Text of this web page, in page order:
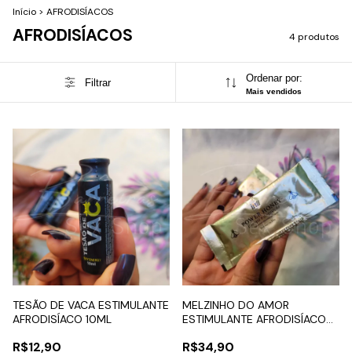
Início > AFRODISÍACOS
AFRODISÍACOS 4 produtos
Filtrar Ordenar por:
Mais vendidos
TESÃO DE VACA ESTIMULANTE
AFRODISÍACO 10ML
R$12,90
MELZINHO DO AMOR
ESTIMULANTE AFRODISÍACO
R$34,90